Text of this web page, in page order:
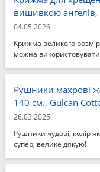
вишивкою
04.05.2026
Крижма великого
можна
Рушники махрові
140 см., Gulcan
26.03.2025
Рушники чудові, колір
супер, велике дякую!